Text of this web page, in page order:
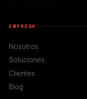
EMPRESA
Nosotros
Soluciones
Clientes
Blog